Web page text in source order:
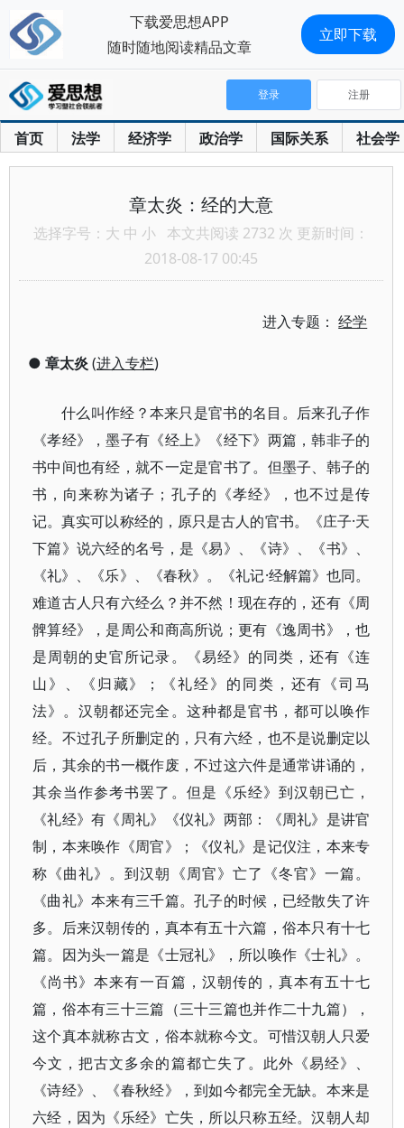
首页 法学 经济学 政治学 国际关系 社会学
登录 注册
章太炎：经的大意
选择字号： 大 中 小 本文共阅读 2732 次 更新时间：
2018-08-17 00:45
进入专题：经学
● 章太炎(进入专栏)
什么叫作经？本来只是官书的名目。后来孔子作
《孝经》，墨子有《经上》《经下》两篇，韩非子的
书中间也有经，就不一定是官书了。但墨子、韩子的
书，向来称为诸子；孔子的《孝经》，也不过是传
记。真实可以称经的，原只是古人的官书。《庄子·天
下篇》说六经的名号，是《易》、《诗》、《书》、
《礼》、《乐》、《春秋》。《礼记·经解篇》也同。
难道古人只有六经么？并不然！现在存的，还有《周
髀算经》，是周公和商高所说；更有《逸周书》，也
是周朝的史官所记录。《易经》的同类，还有《连
山》、《归藏》；《礼经》的同类，还有《司马
法》。汉朝都还完全。这种都是官书，都可以唤作
经。不过孔子所删定的，只有六经，也不是说删定以
后，其余的书一概作废，不过这六件是通常讲诵的，
其余当作参考书罢了。但是《乐经》到汉朝已亡，
《礼经》有《周礼》《仪礼》两部：《周礼》是讲官
制，本来唤作《周官》；《仪礼》是记仪注，本来专
称《曲礼》。到汉朝《周官》亡了《冬官》一篇。
《曲礼》本来有三千篇。孔子的时候，已经散失了许
多。后来汉朝传的，真本有五十六篇，俗本只有十七
篇。因为头一篇是《士冠礼》，所以唤作《士礼》。
《尚书》本来有一百篇，汉朝传的，真本有五十七
篇，俗本有三十三篇（三十三篇也并作二十九篇），
这个真本就称古文，俗本就称今文。可惜汉朝人只爱
今文，把古文多余的篇都亡失了。此外《易经》、
《诗经》、《春秋经》，到如今都完全无缺。本来是
六经，因为《乐经》亡失，所以只称五经。汉朝人却
下载爱思想APP
随时随地阅读精品文章
立即下载